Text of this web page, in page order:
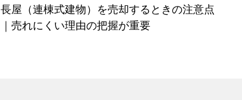
長屋（連棟式建物）を売却するときの注意点
｜売れにくい理由の把握が重要